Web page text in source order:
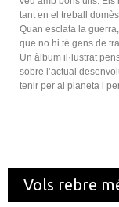
tant en el treball
Quan esclata la
que no hi té gens de
Un àlbum il·lustrat
sobre l’actual
tenir per al planeta i
Vols rebre